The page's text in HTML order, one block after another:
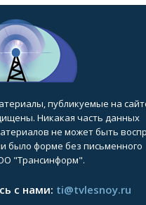
публикуемые на
Никакая часть данных
не может быть
было форме без письменного
"Трансинформ".
с нами: ti@tvlesnoy.ru